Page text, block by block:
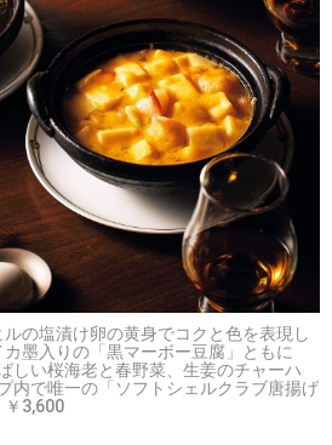
の塩漬け卵の黄身でコクと色を表現し
墨入りの「黒マーボー豆腐」ともに
しい桜海老と春野菜、生姜のチャーハ
内で唯一の「ソフトシェルクラブ唐揚げ
￥3,600